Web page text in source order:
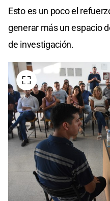
Esto es un poco el
generar más un espacio
de investigación.